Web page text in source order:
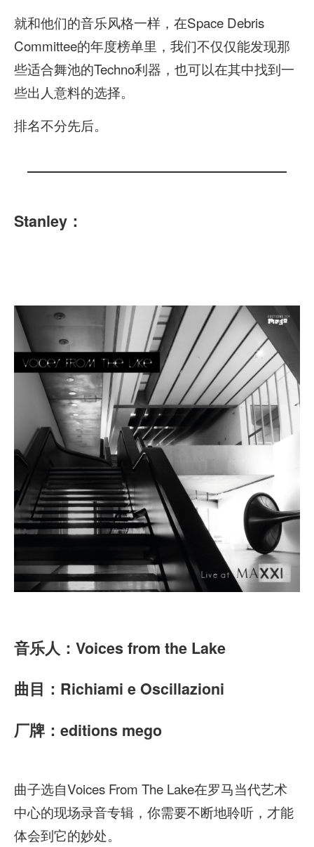
就和他们的音乐风格一样，在Space Debris
Committee的年度榜单里，我们不仅仅能发现那
些适合舞池的Techno利器，也可以在其中找到一
些出人意料的选择。
排名不分先后。
Stanley：
音乐人： Voices from the Lake
曲目：Richiami e Oscillazioni
厂牌：editions mego
曲子选自Voices From The Lake在罗马当代艺术
中心的现场录音专辑，你需要不断地聆听，才能
体会到它的妙处。